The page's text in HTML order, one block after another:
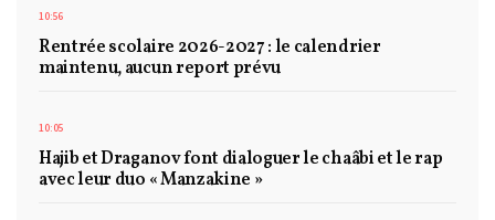
10:56
Rentrée scolaire 2026-2027 : le calendrier
maintenu, aucun report prévu
10:05
Hajib et Draganov font dialoguer le chaâbi et le rap
avec leur duo « Manzakine »